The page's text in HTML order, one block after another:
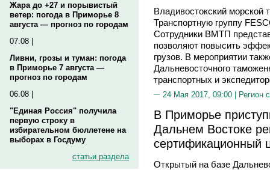
Жара до +27 и порывистый
ветер: погода в Приморье 8
августа — прогноз по городам
07.08 |
Ливни, грозы и туман: погода
в Приморье 7 августа —
прогноз по городам
06.08 |
"Единая Россия" получила
первую строку в
избирательном бюллетене на
выборах в Госдуму
статьи раздела
Владивостокский морской
Транспортную группу
Сотрудники ВМТП
позволяют повысить
грузов. В мероприятии
Дальневосточного
транспортных и
24 Мая 2017, 09:00 | Регион
В Приморье
Дальнем Востоке
сертификационный
Открытый на базе